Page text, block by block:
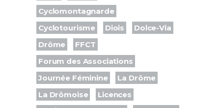
Cyclomontagnarde
Cyclotourisme
Diois
Dolce-Via
Drôme
FFCT
Forum des Associations
Journée Féminine
La Drôme
La Drômoise
Licences